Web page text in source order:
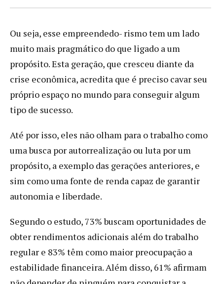
Ou seja, esse empreendedo- rismo tem um lado
muito mais pragmático do que ligado a um
propósito. Esta geração, que cresceu diante da
crise econômica, acredita que é preciso cavar seu
próprio espaço no mundo para conseguir algum
tipo de sucesso.
Até por isso, eles não olham para o trabalho como
uma busca por autorrealização ou luta por um
propósito, a exemplo das gerações anteriores, e
sim como uma fonte de renda capaz de garantir
autonomia e liberdade.
Segundo o estudo, 73% buscam oportunidades de
obter rendimentos adicionais além do trabalho
regular e 83% têm como maior preocupação a
estabilidade financeira. Além disso, 61% afirmam